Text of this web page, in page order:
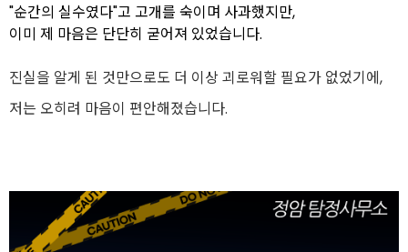
"순간의 실수였다"고 고개를 숙이며 사과했지만,
이미 제 마음은 단단히 굳어져 있었습니다.
진실을 알게 된 것만으로도 더 이상 괴로워할 필요가 없었기에,
저는 오히려 마음이 편안해졌습니다.